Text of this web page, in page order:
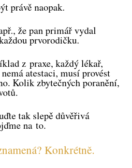
právě naopak.
že pan primář vydal
prvorodičku.
z praxe, každý lékař,
atestaci, musí provést
Kolik zbytečných poranění,
tak slepě důvěřivá
na to.
Konkrétně.